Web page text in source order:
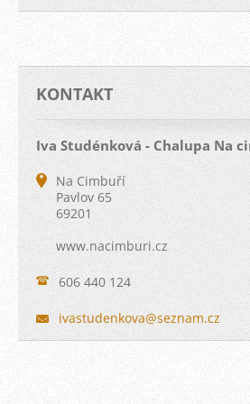
KONTAKT
Iva Studénková - Chalupa Na
Na Cimbuří
Pavlov 65
69201
www.nacimburi.cz
606 440 124
ivastudenkova@seznam.cz